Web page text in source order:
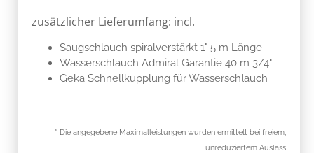
Wasserschlauch Admiral Garantie 40 m 3/4"
Geka Schnellkupplung für Wasserschlauch